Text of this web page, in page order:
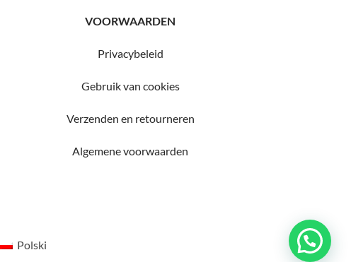
VOORWAARDEN
Privacybeleid
Gebruik van cookies
Verzenden en retourneren
Algemene voorwaarden
Polski